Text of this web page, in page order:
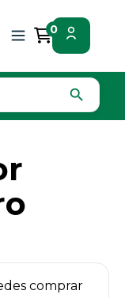
0
search
comprar